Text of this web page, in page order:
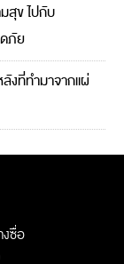
สุข ไปกับ
ภัย
งที่ทำมาจากแผ่
ซื่อ